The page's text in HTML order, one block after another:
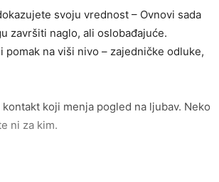
svoju vrednost – Ovnovi sada
završiti naglo, ali oslobađajuće.
na viši nivo – zajedničke odluke,
koji menja pogled na ljubav. Neko
ni za kim.